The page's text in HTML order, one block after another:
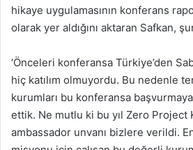
hikaye uygulamasının konferans
olarak yer aldığını aktaran Safkan,
‘Önceleri konferansa Türkiye’den
hiç katılım olmuyordu. Bu nedenle
kurumları bu konferansa
ettik. Ne mutlu ki bu yıl Zero Project
ambassador unvanı bizlere verildi.